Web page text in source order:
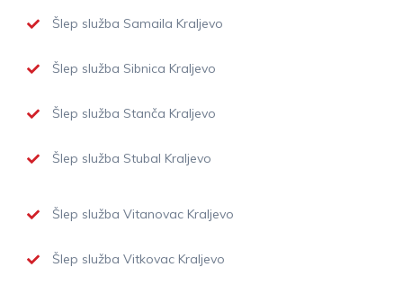
Šlep služba Samaila Kraljevo
Šlep služba Sibnica Kraljevo
Šlep služba Stanča Kraljevo
Šlep služba Stubal Kraljevo
Šlep služba Vitanovac Kraljevo
Šlep služba Vitkovac Kraljevo